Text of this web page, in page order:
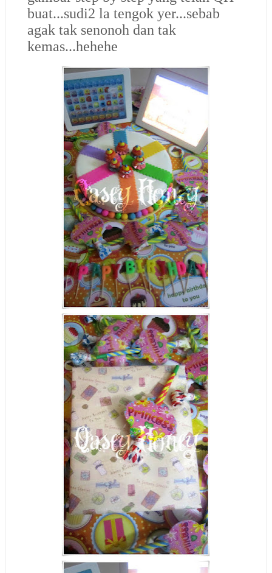
buat...sudi2 la tengok yer...sebab
agak tak senonoh dan tak
kemas...hehehe